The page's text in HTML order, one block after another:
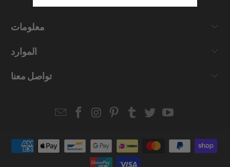
معلومات
الموارد
تواصل معنا
EmailStrapcode
Facebook
Strapcode
Instagram
Strapcode
Pinterest
Strapcode
Tumblr
Strapcode
TwitterYouTube